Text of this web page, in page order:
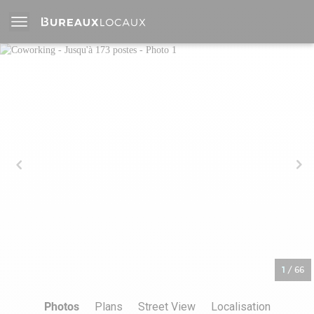
1 / 66
Photos Plans Street View Localisation